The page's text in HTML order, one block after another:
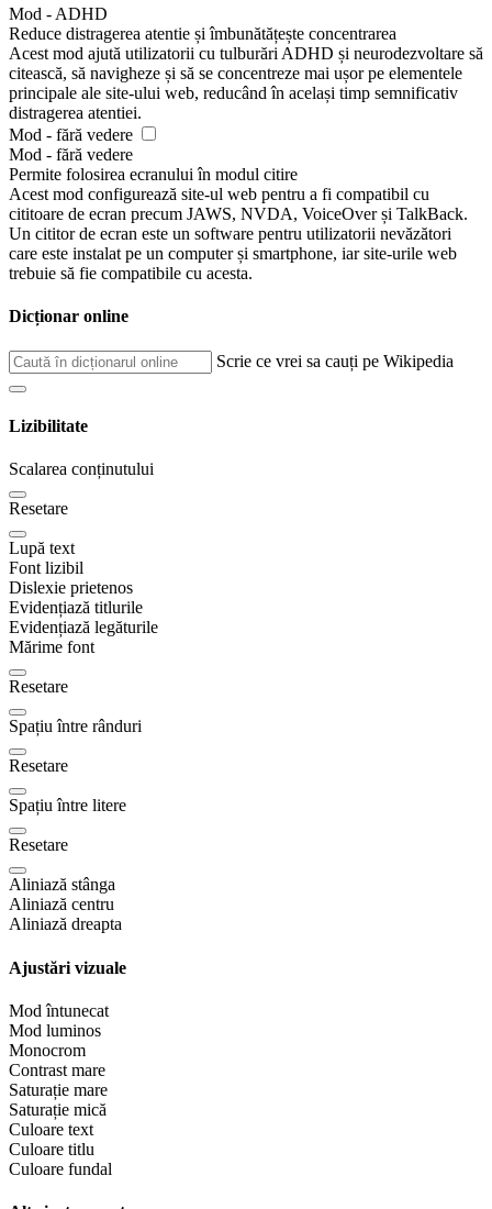
Mod - ADHD
Reduce distragerea atentie și îmbunătățește concentrarea
Acest mod ajută utilizatorii cu tulburări ADHD și neurodezvoltare să
citească, să navigheze și să se concentreze mai ușor pe elementele
principale ale site-ului web, reducând în același timp semnificativ
distragerea atentiei.
Mod - fără vedere
Mod - fără vedere
Permite folosirea ecranului în modul citire
Acest mod configurează site-ul web pentru a fi compatibil cu
cititoare de ecran precum JAWS, NVDA, VoiceOver și TalkBack.
Un cititor de ecran este un software pentru utilizatorii nevăzători
care este instalat pe un computer și smartphone, iar site-urile web
trebuie să fie compatibile cu acesta.
Dicționar online
Scrie ce vrei sa cauți pe Wikipedia
Lizibilitate
Scalarea conținutului
Resetare
Lupă text
Font lizibil
Dislexie prietenos
Evidențiază titlurile
Evidențiază legăturile
Mărime font
Resetare
Spațiu între rânduri
Resetare
Spațiu între litere
Resetare
Aliniază stânga
Aliniază centru
Aliniază dreapta
Ajustări vizuale
Mod întunecat
Mod luminos
Monocrom
Contrast mare
Saturație mare
Saturație mică
Culoare text
Culoare titlu
Culoare fundal